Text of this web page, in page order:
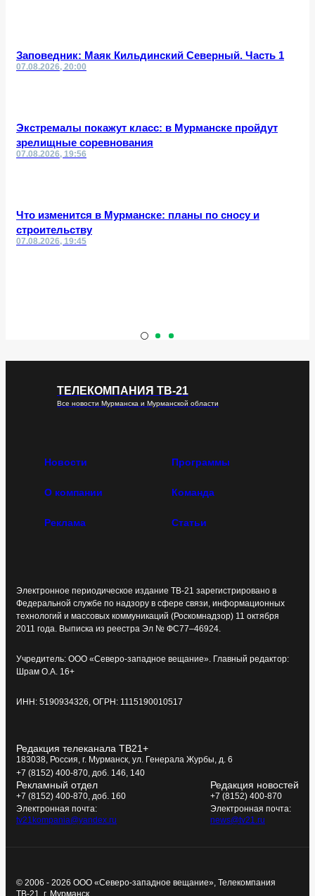
Заповедник: Маяк Кильдинский Северный. Часть 1
07.08.2026, 20:00
Экстремалы покажут класс: в Мурманске пройдут
зрелищные соревнования
07.08.2026, 19:56
Что изменится в Мурманске: планы по сносу и
строительству
07.08.2026, 19:45
ТЕЛЕКОМПАНИЯ ТВ-21
Все новости Мурманска и Мурманской области
Новости Программы
О компании Команда
Реклама Статьи
Электронное периодическое издание ТВ-21 зарегистрировано в
Федеральной службе по надзору в сфере связи, информационных
технологий и массовых коммуникаций (Роскомнадзор) 11 октября
2011 года. Выписка из реестра Эл № ФС77–46924.
Учредитель: ООО «Северо-западное вещание». Главный редактор:
Шрам О.А. 16+
ИНН: 5190934326, ОГРН: 1115190010517
Редакция телеканала ТВ21+
183038, Россия, г. Мурманск, ул. Генерала Журбы, д. 6
+7 (8152) 400-870, доб. 146, 140
Рекламный отдел
+7 (8152) 400-870, доб. 160
Электронная почта:
tv21kompania@yandex.ru
Редакция новостей
+7 (8152) 400-870
Электронная почта:
news@tv21.ru
© 2006 - 2026 ООО «Северо-западное вещание», Телекомпания
ТВ-21, г. Мурманск